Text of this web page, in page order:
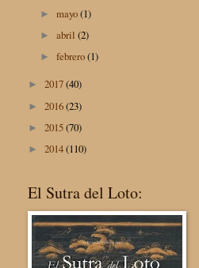
►mayo(1)
►abril(2)
►febrero(1)
► 2017(40)
► 2016(23)
► 2015(70)
► 2014(110)
El Sutra del Loto: